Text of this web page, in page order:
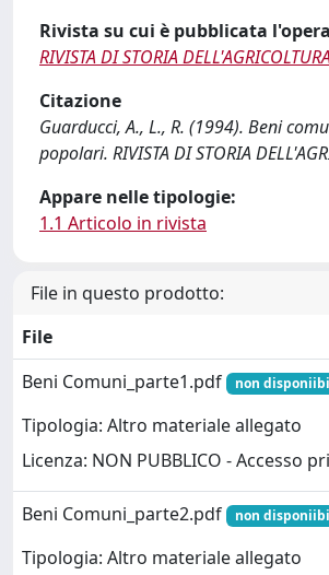
Rivista su cui è pubblicata l'opera
RIVISTA DI STORIA
Citazione
Guarducci, A., L., R. (1994). Beni
popolari. RIVISTA DI STORIA
Appare nelle tipologie:
1.1 Articolo in rivista
File in questo prodotto:
File
Beni Comuni_parte1.pdf
non
Tipologia: Altro materiale allegato
Licenza: NON PUBBLICO - Accesso
Beni Comuni_parte2.pdf non
Tipologia: Altro materiale allegato